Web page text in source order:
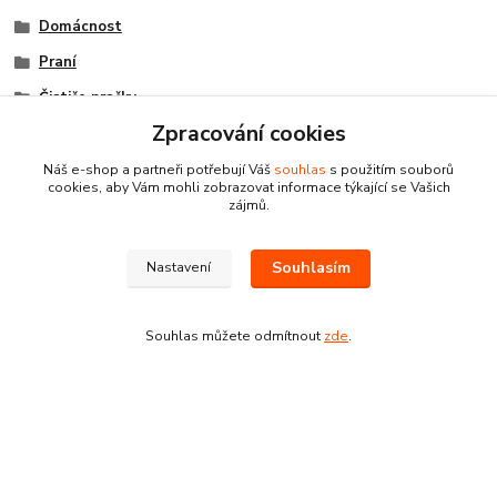
Domácnost
Praní
Čističe pračky
Zpracování cookies
Náš e-shop a partneři potřebují Váš souhlas s použitím souborů
cookies, aby Vám mohli zobrazovat informace týkající se Vašich
zájmů.
Nastavení Souhlasím
Souhlas můžete odmítnout zde.